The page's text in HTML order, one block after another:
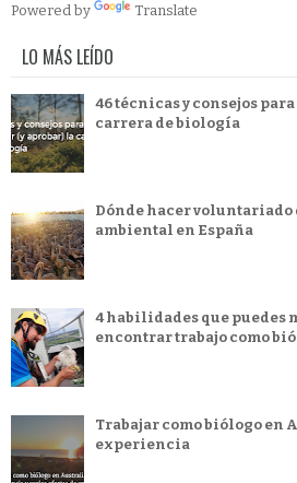
Powered by Translate
LO MÁS LEÍDO
46 técnicas y consejos
carrera de biología
Dónde hacer voluntariado
ambiental en España
4 habilidades que puedes
encontrar trabajo como
Trabajar como biólogo en
experiencia